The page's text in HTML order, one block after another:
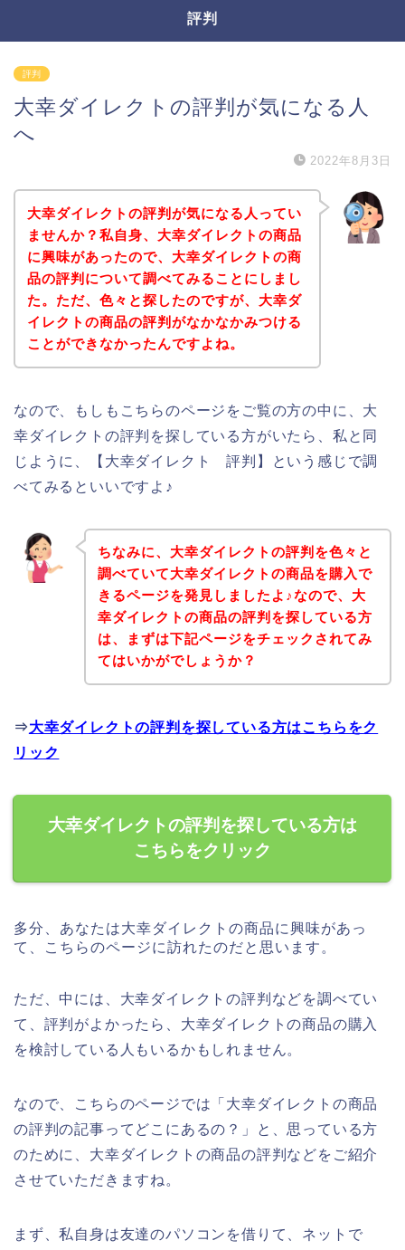
評判
評判
大幸ダイレクトの評判が気になる人
へ
2022年8月3日
大幸ダイレクトの評判が気になる人ってい
ませんか？私自身、大幸ダイレクトの商品
に興味があったので、大幸ダイレクトの商
品の評判について調べてみることにしまし
た。ただ、色々と探したのですが、大幸ダ
イレクトの商品の評判がなかなかみつける
ことができなかったんですよね。
なので、もしもこちらのページをご覧の方の中に、大
幸ダイレクトの評判を探している方がいたら、私と同
じように、【大幸ダイレクト 評判】という感じで調
べてみるといいですよ♪
ちなみに、大幸ダイレクトの評判を色々と
調べていて大幸ダイレクトの商品を購入で
きるページを発見しましたよ♪なので、大
幸ダイレクトの商品の評判を探している方
は、まずは下記ページをチェックされてみ
てはいかがでしょうか？
⇒大幸ダイレクトの評判を探している方はこちらをク
リック
大幸ダイレクトの評判を探している方は
こちらをクリック
多分、あなたは大幸ダイレクトの商品に興味があっ
て、こちらのページに訪れたのだと思います。
ただ、中には、大幸ダイレクトの評判などを調べてい
て、評判がよかったら、大幸ダイレクトの商品の購入
を検討している人もいるかもしれません。
なので、こちらのページでは「大幸ダイレクトの商品
の評判の記事ってどこにあるの？」と、思っている方
のために、大幸ダイレクトの商品の評判などをご紹介
させていただきますね。
まず、私自身は友達のパソコンを借りて、ネットで